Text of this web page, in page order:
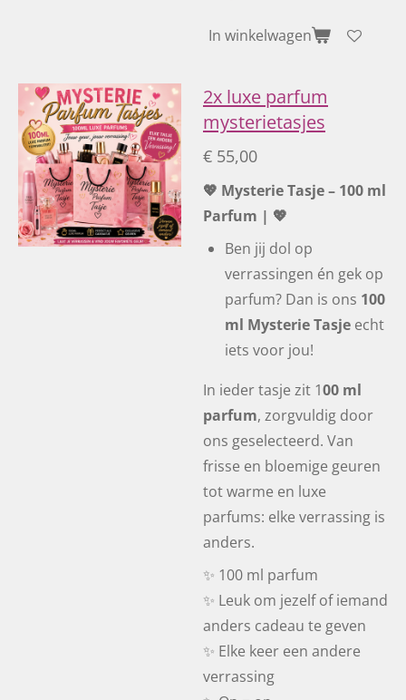
In winkelwagen
2x luxe parfum
mysterietasjes
€ 55,00
💖 Mysterie Tasje – 100 ml
Parfum | 💖
Ben jij dol op
verrassingen én gek op
parfum? Dan is ons 100
ml Mysterie Tasje echt
iets voor jou!
In ieder tasje zit 100 ml
parfum, zorgvuldig door
ons geselecteerd. Van
frisse en bloemige geuren
tot warme en luxe
parfums: elke verrassing is
anders.
✨ 100 ml parfum
✨ Leuk om jezelf of iemand
anders cadeau te geven
✨ Elke keer een andere
verrassing